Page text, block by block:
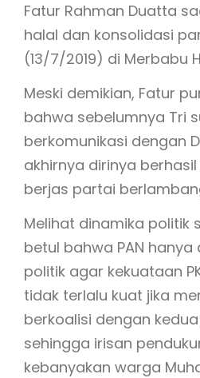
Fatur Rahman Duatta
halal dan konsolidasi
(13/7/2019) di Merbabu
Meski demikian, Fatur
bahwa sebelumnya Tri
berkomunikasi dengan
akhirnya dirinya
berjas partai
Melihat dinamika politik
betul bahwa PAN
politik agar kekuataan
tidak terlalu kuat jika
berkoalisi dengan
sehingga irisan
kebanyakan warga